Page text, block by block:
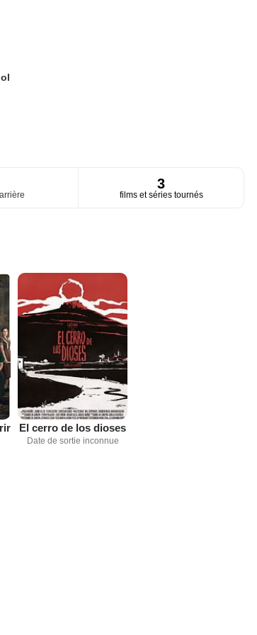
3
films et séries tournés
El cerro de los dioses
Date de sortie inconnue